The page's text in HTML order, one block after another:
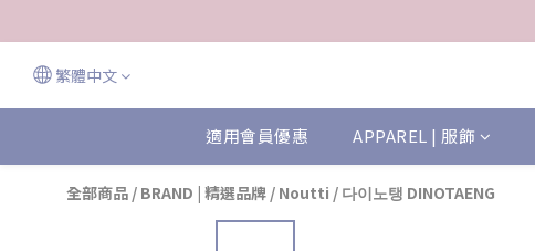
繁體中文
適用會員優惠 APPAREL | 服飾
全部商品 / BRAND | 精選品牌 / Noutti / 다이노탱 DINOTAENG